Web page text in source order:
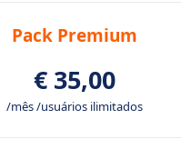
Pack Premium
€ 35,00
/mês /usuários ilimitados